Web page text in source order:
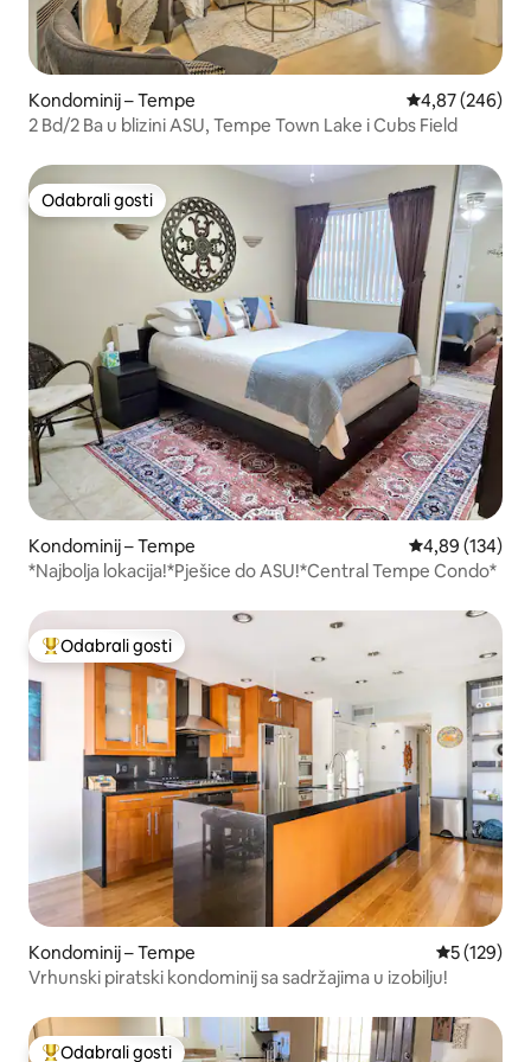
Kondominij – Tempe Prosječna
4,87 (246)
2 Bd/2 Ba u blizini ASU, Tempe Town Lake i Cubs Field
Odabrali gosti
Odabrali gosti
Kondominij – Tempe Prosječna
4,89 (134)
*Najbolja lokacija!*Pješice do ASU!*Central Tempe Condo*
Među najviše rangiranima s oznakom „Odabrali gosti”
Odabrali gosti
Kondominij – Tempe Prosječna
5 (129)
Vrhunski piratski kondominij sa sadržajima u izobilju!
Odabrali gosti